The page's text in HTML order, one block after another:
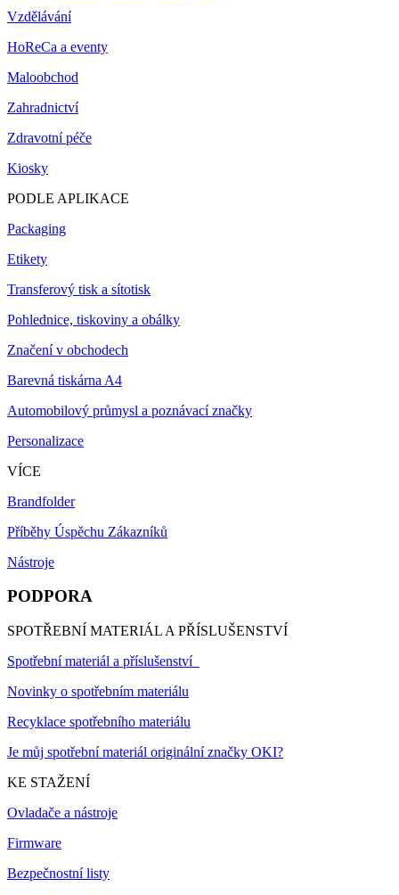
Vzdělávání
HoReCa a eventy
Maloobchod
Zahradnictví
Zdravotní péče
Kiosky
PODLE APLIKACE
Packaging
Etikety
Transferový tisk a sítotisk
Pohlednice, tiskoviny a obálky
Značení v obchodech
Barevná tiskárna A4
Automobilový průmysl a poznávací značky
Personalizace
VÍCE
Brandfolder
Příběhy Úspěchu Zákazníků
Nástroje
PODPORA
SPOTŘEBNÍ MATERIÁL A PŘÍSLUŠENSTVÍ
Spotřební materiál a příslušenství
Novinky o spotřebním materiálu
Recyklace spotřebního materiálu
Je můj spotřební materiál originální značky OKI?
KE STAŽENÍ
Ovladače a nástroje
Firmware
Bezpečnostní listy